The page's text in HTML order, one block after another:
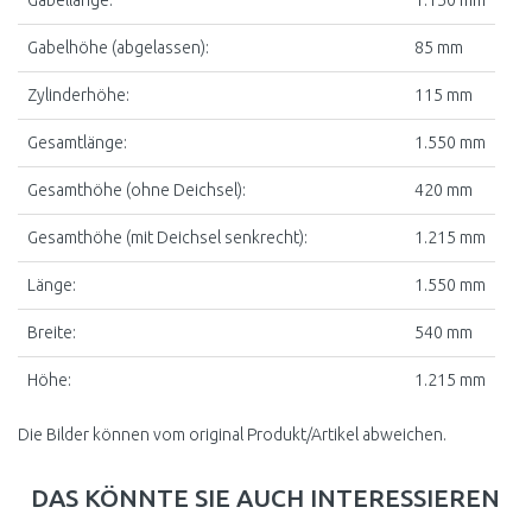
Gabelhöhe (abgelassen): 85 mm
Zylinderhöhe: 115 mm
Gesamtlänge: 1.550 mm
Gesamthöhe (ohne Deichsel): 420 mm
Gesamthöhe (mit Deichsel senkrecht): 1.215 mm
Länge: 1.550 mm
Breite: 540 mm
Höhe: 1.215 mm
Die Bilder können vom original Produkt/Artikel abweichen.
DAS KÖNNTE SIE AUCH INTERESSIEREN